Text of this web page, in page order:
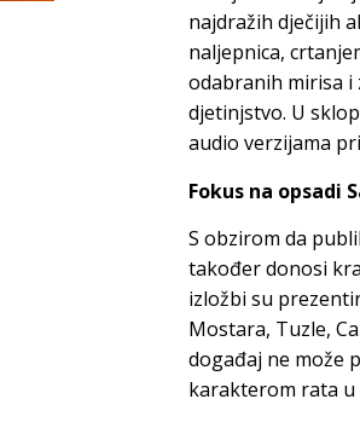
najdražih dječijih
naljepnica,
odabranih mirisa i
djetinjstvo. U
audio verzijama
Fokus na opsadi
S obzirom da
također donosi
izložbi su
Mostara, Tuzle,
događaj ne može
karakterom rata u